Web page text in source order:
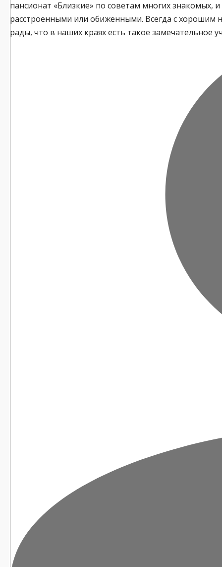
пансионат «Близкие» по советам многих знакомых,
расстроенными или обиженными. Всегда с хорошим
рады, что в наших краях есть такое замечательное